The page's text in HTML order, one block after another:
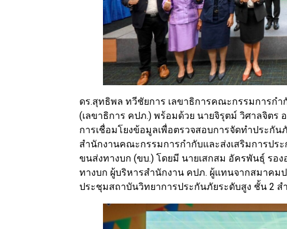
ดร.สุทธิพล ทวีชัยการ เลขาธิการคณะกรรมการก
(เลขาธิการ คปภ.) พร้อมด้วย นายจิรุตม์ วิศาลจิตร
การเชื่อมโยงข้อมูลเพื่อตรวจสอบการจัดทำประกั
สำนักงานคณะกรรมการกำกับและส่งเสริมการปร
ขนส่งทางบก (ขบ.) โดยมี นายเสกสม อัครพันธุ์ รอ
ทางบก ผู้บริหารสำนักงาน คปภ. ผู้แทนจากสมาค
ประชุมสถาบันวิทยาการประกันภัยระดับสูง ชั้น 2 ส